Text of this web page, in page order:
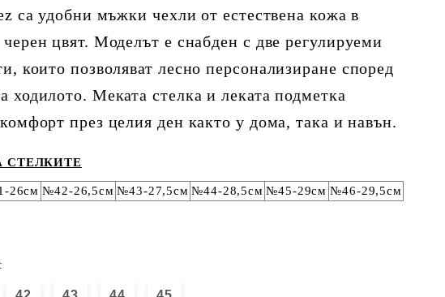
са удобни мъжки чехли от естествена кожа в
цвят. Моделът е снабден с две регулируеми
които позволяват лесно персонализиране според
ходилото. Меката стелка и леката подметка
през целия ден както у дома, така и навън.
СТЕЛКИТЕ
26см №42-26,5см №43-27,5см №44-28,5см №45-29см №46-29,5см